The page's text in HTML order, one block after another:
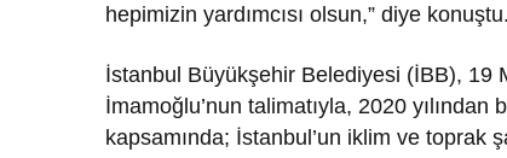
hepimizin yardımcısı olsun,” diye konuştu.
İstanbul Büyükşehir Belediyesi (İBB), 19
İmamoğlu’nun talimatıyla, 2020
kapsamında; İstanbul’un iklim ve toprak